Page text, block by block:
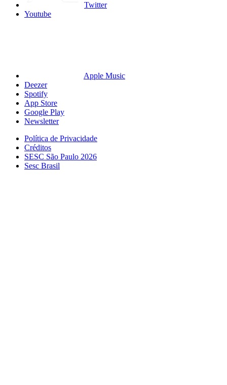
Twitter
Youtube
Apple Music
Deezer
Spotify
App Store
Google Play
Newsletter
Política de Privacidade
Créditos
SESC São Paulo 2026
Sesc Brasil